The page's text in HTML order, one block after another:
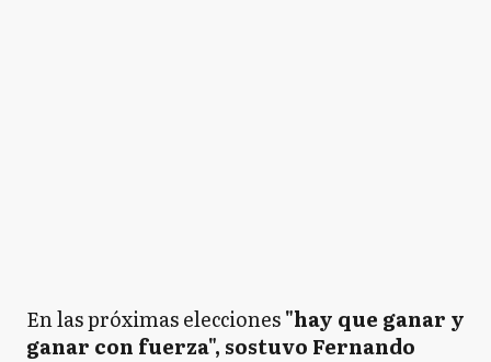
En las próximas elecciones"hay que ganar y
ganar con fuerza", sostuvo Fernando